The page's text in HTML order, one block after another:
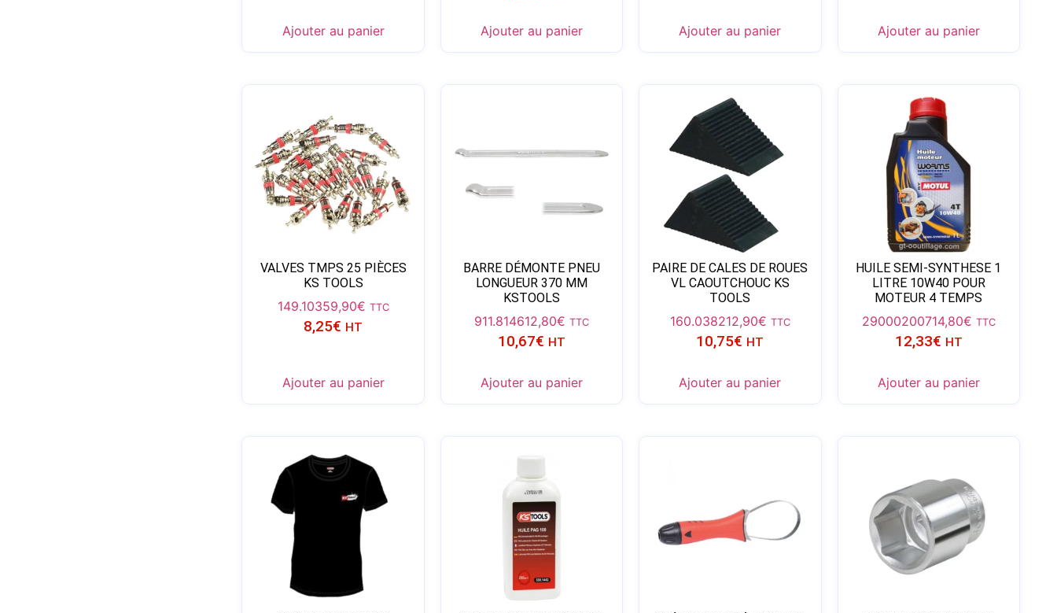
Ajouter au panier Ajouter au panier Ajouter au panier Ajouter au panier
VALVES TMPS 25 PIÈCES
KS TOOLS
149.10359,90€ TTC
8,25€ HT
Ajouter au panier
BARRE DÉMONTE PNEU
LONGUEUR 370 MM
KSTOOLS
911.814612,80€ TTC
10,67€ HT
Ajouter au panier
PAIRE DE CALES DE ROUES
VL CAOUTCHOUC KS
TOOLS
160.038212,90€ TTC
10,75€ HT
Ajouter au panier
HUILE SEMI-SYNTHESE 1
LITRE 10W40 POUR
MOTEUR 4 TEMPS
29000200714,80€ TTC
12,33€ HT
Ajouter au panier